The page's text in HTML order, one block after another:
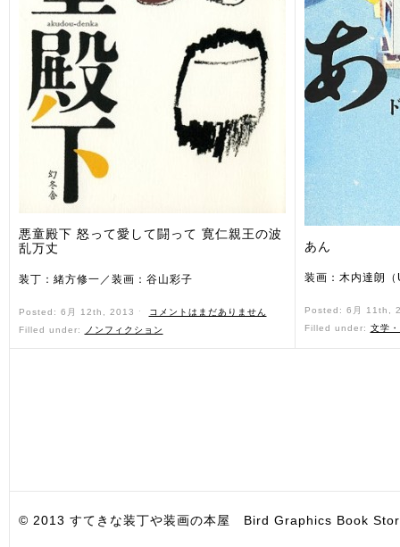
悪童殿下 怒って愛して闘って 寛仁親王の波
乱万丈
装丁：緒方修一／装画：谷山彩子
Posted: 6月 12th, 2013 ˑ
コメントはまだありません
Filled under:
ノンフィクション
あん
装画：木内達朗
Posted: 6月 11th,
Filled under: 文学
© 2013 すてきな装丁や装画の本屋 Bird Graphics Book